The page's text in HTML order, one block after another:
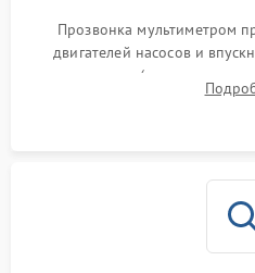
Прозвонка мультиметром
двигателей насосов и
прессостата (датчика
концевика дверцы и